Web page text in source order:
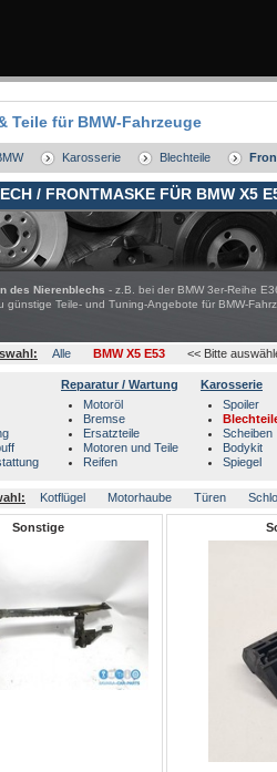
Teile für BMW-Fahrzeuge
Karosserie Blechteile
/ FRONTMASKE FÜR BMW X5
des Nierenblechs - z.B. bei der BMW 3er-Reihe
günstige Teile- und Tuning-Angebote für BMW-
Alle BMW X5 E53 << Bitte
Reparatur / Wartung
Motoröl
Bremse
Ersatzteile
Motoren und Teile
Reifen
Karosserie
Spoiler
Scheiben
Bodykit
Spiegel
Kotflügel Motorhaube Türen
Sonstige